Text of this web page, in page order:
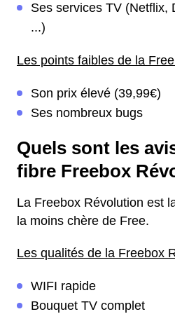
Ses services TV (Netflix,
...)
Les points faibles de la
Son prix élevé (39,99€)
Ses nombreux bugs
Quels sont les
fibre Freebox
La Freebox Révolution est
la moins chère de Free.
Les qualités de la Freebox
WIFI rapide
Bouquet TV complet